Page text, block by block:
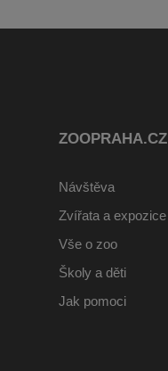
ZOOPRAHA.CZ
Návštěva
Zvířata a expozice
Vše o zoo
Školy a děti
Jak pomoci